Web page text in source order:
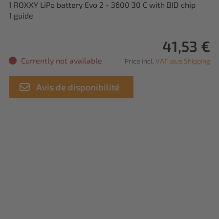
1 ROXXY LiPo battery Evo 2 - 3600 30 C with BID chip
1 guide
41,53 €
Price incl. VAT plus Shipping
Currently not available
Avis de disponibilité